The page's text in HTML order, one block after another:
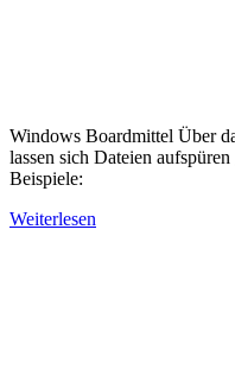
Windows Boardmittel Über
lassen sich Dateien
Beispiele:
Weiterlesen